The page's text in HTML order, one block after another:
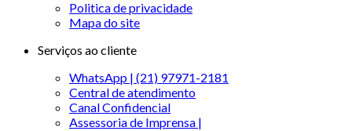
Politica de privacidade
Mapa do site
Serviços ao cliente
WhatsApp | (21) 97971-2181
Central de atendimento
Canal Confidencial
Assessoria de Imprensa |